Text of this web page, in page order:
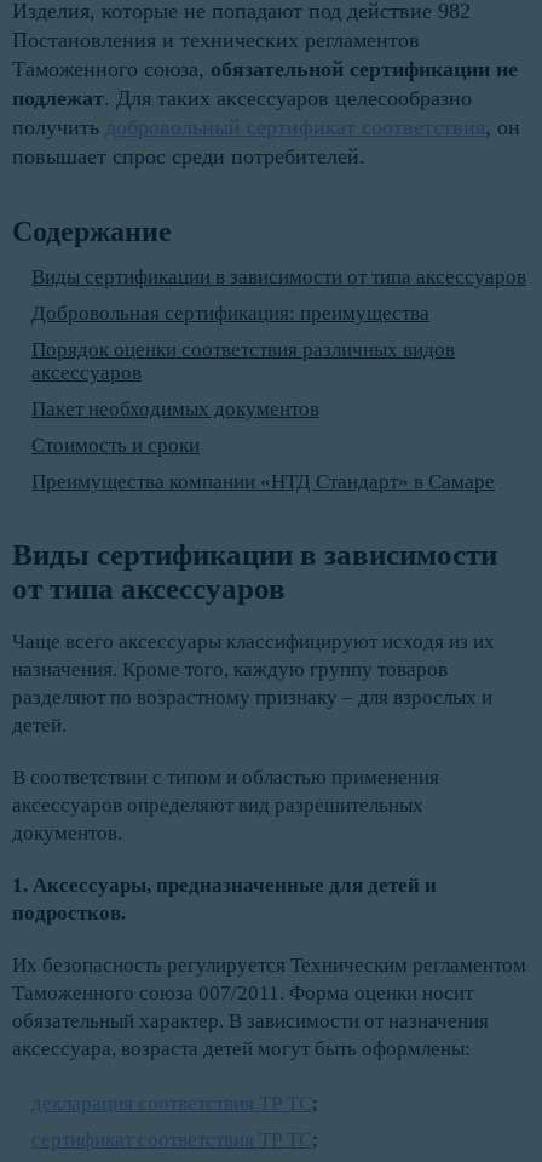
Изделия, которые не попадают под действие 982
Постановления и технических регламентов
Таможенного союза, обязательной сертификации не
подлежат. Для таких аксессуаров целесообразно
получить добровольный сертификат соответствия, он
повышает спрос среди потребителей.
Содержание
Виды сертификации в зависимости от типа аксессуаров
Добровольная сертификация: преимущества
Порядок оценки соответствия различных видов
аксессуаров
Пакет необходимых документов
Стоимость и сроки
Преимущества компании «НТД Стандарт» в Самаре
Виды сертификации в зависимости
от типа аксессуаров
Чаще всего аксессуары классифицируют исходя из их
назначения. Кроме того, каждую группу товаров
разделяют по возрастному признаку – для взрослых и
детей.
В соответствии с типом и областью применения
аксессуаров определяют вид разрешительных
документов.
1. Аксессуары, предназначенные для детей и
подростков.
Их безопасность регулируется Техническим регламентом
Таможенного союза 007/2011. Форма оценки носит
обязательный характер. В зависимости от назначения
аксессуара, возраста детей могут быть оформлены:
декларация соответствия ТР ТС;
сертификат соответствия ТР ТС;